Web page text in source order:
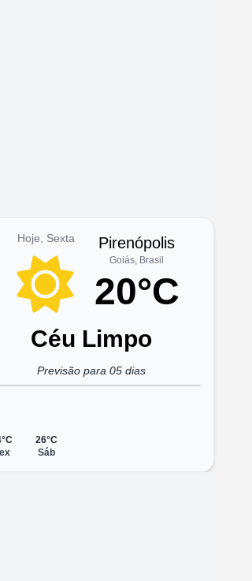
Hoje, Sexta Pirenópolis
Goiás, Brasil
20°C
Céu Limpo
Previsão para 05 dias
26°C
Sáb